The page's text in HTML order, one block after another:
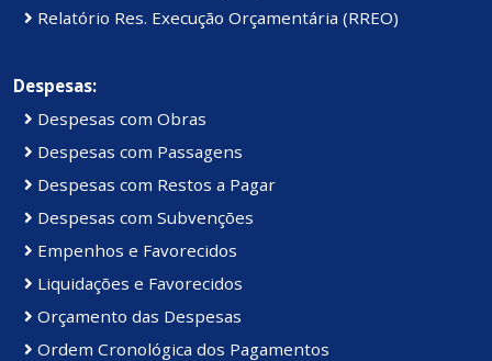
Relatório Res. Execução Orçamentária (RREO)
Despesas:
Despesas com Obras
Despesas com Passagens
Despesas com Restos a Pagar
Despesas com Subvenções
Empenhos e Favorecidos
Liquidações e Favorecidos
Orçamento das Despesas
Ordem Cronológica dos Pagamentos